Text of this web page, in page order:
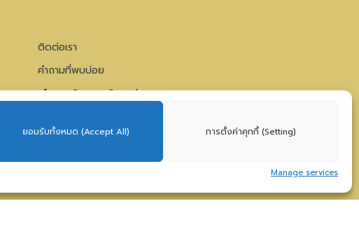
Manage services
ยอมรับทั้งหมด (Accept All) การตั้งค่าคุกกี้ (Setting)
ติดต่อเรา
คำถามที่พบบ่อย
นโยบายคุ้มครองข้อมูลส่วนบุคคล